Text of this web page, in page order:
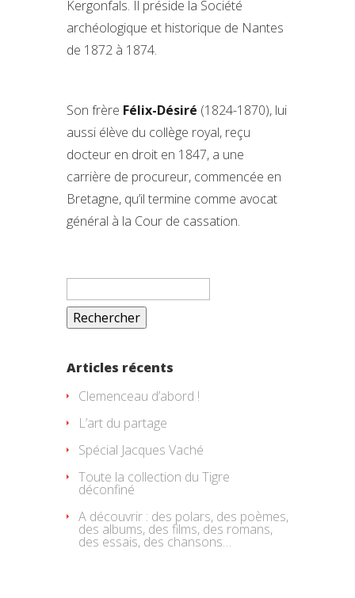
Kergonfals. Il préside la Société
archéologique et historique de Nantes
de 1872 à 1874.
Son frère Félix-Désiré (1824-1870), lui
aussi élève du collège royal, reçu
docteur en droit en 1847, a une
carrière de procureur, commencée en
Bretagne, qu’il termine comme avocat
général à la Cour de cassation.
Rechercher :
Articles récents
Clemenceau d’abord !
L’art du partage
Spécial Jacques Vaché
Toute la collection du Tigre
déconfiné
A découvrir : des polars, des poèmes,
des albums, des films, des romans,
des essais, des chansons…